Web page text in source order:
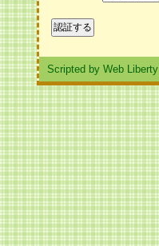
Scripted by Web Liberty